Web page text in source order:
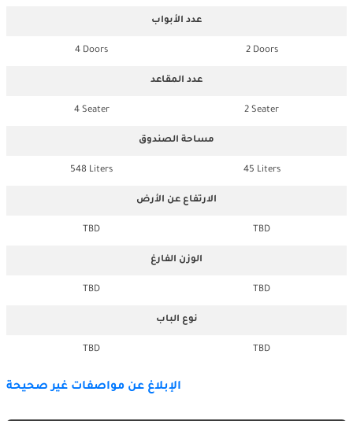
عدد الأبواب
2 Doors
4 Doors
عدد المقاعد
2 Seater
4 Seater
مساحة الصندوق
45 Liters
548 Liters
الارتفاع عن الأرض
TBD
TBD
الوزن الفارغ
TBD
TBD
نوع الباب
TBD
TBD
الإبلاغ عن مواصفات غير صحيحة